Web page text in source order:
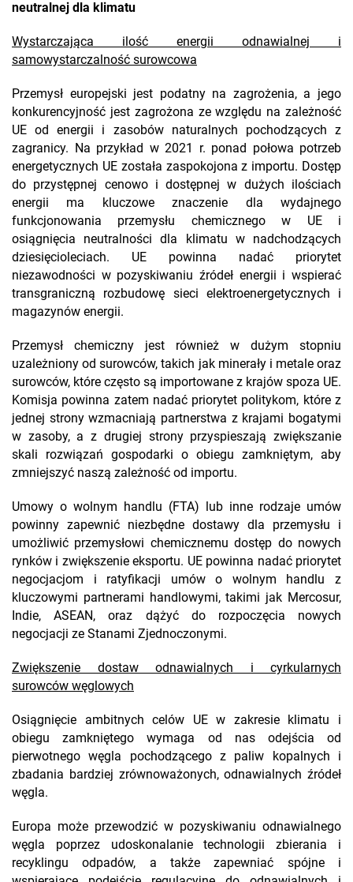
neutralnej dla klimatu
Wystarczająca ilość energii odnawialnej i
samowystarczalność surowcowa
Przemysł europejski jest podatny na zagrożenia, a jego
konkurencyjność jest zagrożona ze względu na zależność
UE od energii i zasobów naturalnych pochodzących z
zagranicy. Na przykład w 2021 r. ponad połowa potrzeb
energetycznych UE została zaspokojona z importu. Dostęp
do przystępnej cenowo i dostępnej w dużych ilościach
energii ma kluczowe znaczenie dla wydajnego
funkcjonowania przemysłu chemicznego w UE i
osiągnięcia neutralności dla klimatu w nadchodzących
dziesięcioleciach. UE powinna nadać priorytet
niezawodności w pozyskiwaniu źródeł energii i wspierać
transgraniczną rozbudowę sieci elektroenergetycznych i
magazynów energii.
Przemysł chemiczny jest również w dużym stopniu
uzależniony od surowców, takich jak minerały i metale oraz
surowców, które często są importowane z krajów spoza UE.
Komisja powinna zatem nadać priorytet politykom, które z
jednej strony wzmacniają partnerstwa z krajami bogatymi
w zasoby, a z drugiej strony przyspieszają zwiększanie
skali rozwiązań gospodarki o obiegu zamkniętym, aby
zmniejszyć naszą zależność od importu.
Umowy o wolnym handlu (FTA) lub inne rodzaje umów
powinny zapewnić niezbędne dostawy dla przemysłu i
umożliwić przemysłowi chemicznemu dostęp do nowych
rynków i zwiększenie eksportu. UE powinna nadać priorytet
negocjacjom i ratyfikacji umów o wolnym handlu z
kluczowymi partnerami handlowymi, takimi jak Mercosur,
Indie, ASEAN, oraz dążyć do rozpoczęcia nowych
negocjacji ze Stanami Zjednoczonymi.
Zwiększenie dostaw odnawialnych i cyrkularnych
surowców węglowych
Osiągnięcie ambitnych celów UE w zakresie klimatu i
obiegu zamkniętego wymaga od nas odejścia od
pierwotnego węgla pochodzącego z paliw kopalnych i
zbadania bardziej zrównoważonych, odnawialnych źródeł
węgla.
Europa może przewodzić w pozyskiwaniu odnawialnego
węgla poprzez udoskonalanie technologii zbierania i
recyklingu odpadów, a także zapewniać spójne i